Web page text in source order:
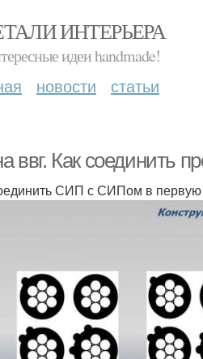
ИНТЕРЬЕРА
идеи handmade!
новости статьи
ввг. Как соединить
СИП с СИПом в первую